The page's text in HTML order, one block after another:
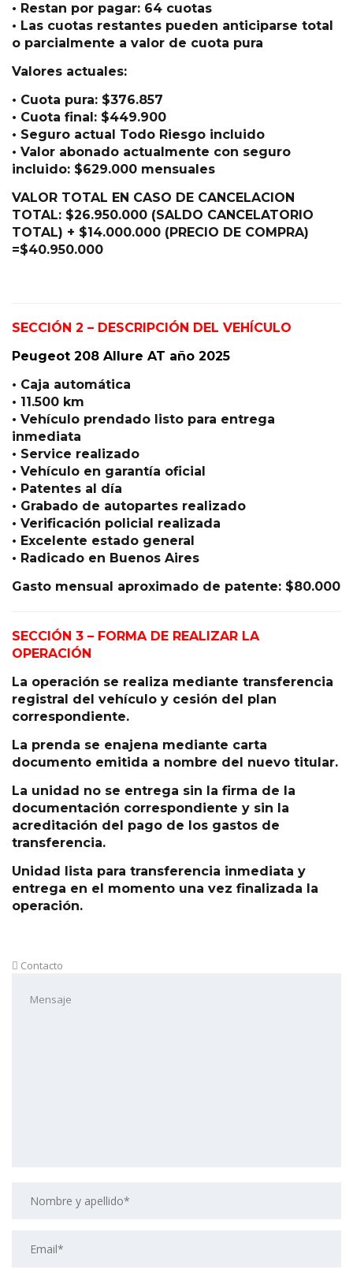
• Restan por pagar: 64 cuotas
• Las cuotas restantes pueden anticiparse total
o parcialmente a valor de cuota pura
Valores actuales:
• Cuota pura: $376.857
• Cuota final: $449.900
• Seguro actual Todo Riesgo incluido
• Valor abonado actualmente con seguro
incluido: $629.000 mensuales
VALOR TOTAL EN CASO DE CANCELACION
TOTAL: $26.950.000 (SALDO CANCELATORIO
TOTAL) + $14.000.000 (PRECIO DE COMPRA)
=$40.950.000
SECCIÓN 2 – DESCRIPCIÓN DEL VEHÍCULO
Peugeot 208 Allure AT año 2025
• Caja automática
• 11.500 km
• Vehículo prendado listo para entrega
inmediata
• Service realizado
• Vehículo en garantía oficial
• Patentes al día
• Grabado de autopartes realizado
• Verificación policial realizada
• Excelente estado general
• Radicado en Buenos Aires
Gasto mensual aproximado de patente: $80.000
SECCIÓN 3 – FORMA DE REALIZAR LA
OPERACIÓN
La operación se realiza mediante transferencia
registral del vehículo y cesión del plan
correspondiente.
La prenda se enajena mediante carta
documento emitida a nombre del nuevo titular.
La unidad no se entrega sin la firma de la
documentación correspondiente y sin la
acreditación del pago de los gastos de
transferencia.
Unidad lista para transferencia inmediata y
entrega en el momento una vez finalizada la
operación.
Contacto